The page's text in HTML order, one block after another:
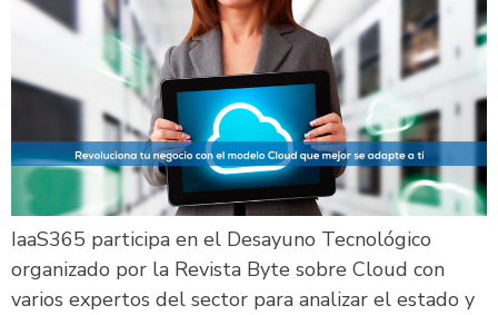
IaaS365 participa en el Desayuno Tecnológico
organizado por la Revista Byte sobre Cloud con
varios expertos del sector para analizar el estado y